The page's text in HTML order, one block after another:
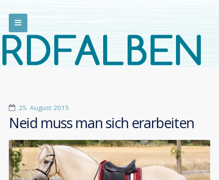
25. August 2015
Neid muss man sich erarbeiten